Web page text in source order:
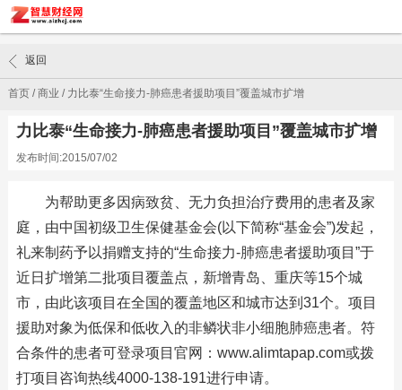
首页/商业 / 力比泰“生命接力-肺癌患者援助项目”覆盖城市扩增
返回
力比泰“生命接力-肺癌患者援助项目”覆盖城市扩增
发布时间:2015/07/02
为帮助更多因病致贫、无力负担治疗费用的患者及家
庭，由中国初级卫生保健基金会(以下简称“基金会”)发起，
礼来制药予以捐赠支持的“生命接力-肺癌患者援助项目”于
近日扩增第二批项目覆盖点，新增青岛、重庆等15个城
市，由此该项目在全国的覆盖地区和城市达到31个。项目
援助对象为低保和低收入的非鳞状非小细胞肺癌患者。符
合条件的患者可登录项目官网：www.alimtapap.com或拨
打项目咨询热线4000-138-191进行申请。